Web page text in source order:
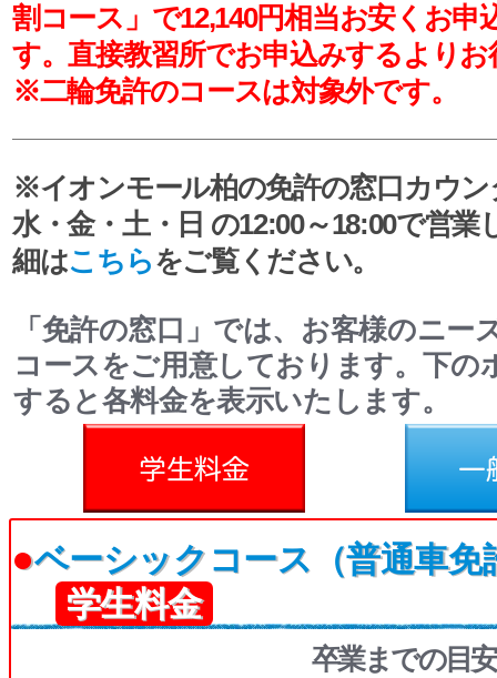
割コース」で12,140円相当お安くお申
す。直接教習所でお申込みするよりお
※二輪免許のコースは対象外です。
※イオンモール柏の免許の窓口カウン
水・金・土・日 の12:00～18:00で営業
細はこちらをご覧ください。
「免許の窓口」では、お客様のニー
コースをご用意しております。下の
すると各料金を表示いたします。
●ベーシックコース（普通車免
学生料金
卒業までの目